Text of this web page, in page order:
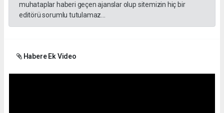
muhataplar haberi geçen ajanslar olup sitemizin hiç bir
editörü sorumlu tutulamaz...
Habere Ek Video